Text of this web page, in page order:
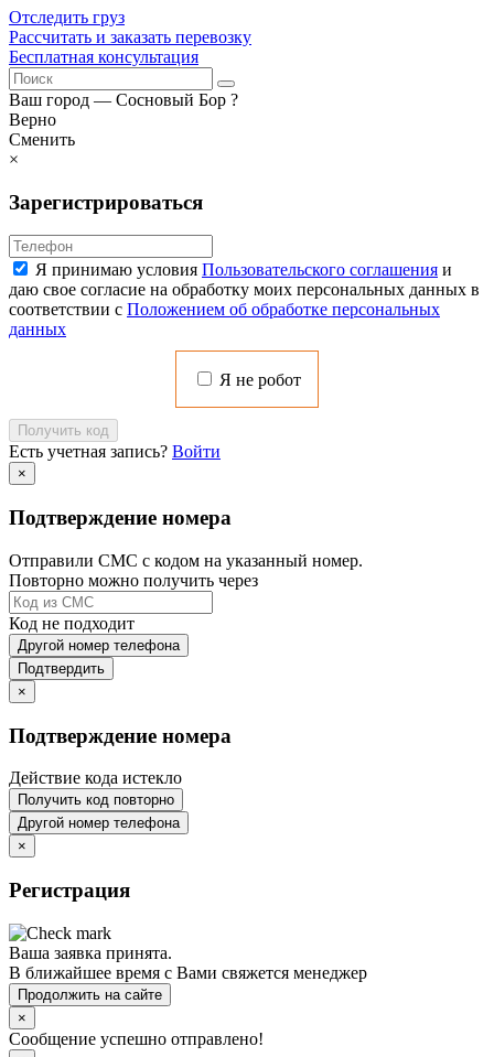
Отследить груз
Рассчитать и заказать перевозку
Бесплатная консультация
Ваш город — Сосновый Бор ?
Верно
Сменить
×
Зарегистрироваться
Я принимаю условия Пользовательского соглашения и
даю свое согласие на обработку моих персональных данных в
соответствии с Положением об обработке персональных
данных
Я не робот
Получить код
Есть учетная запись? Войти
×
Подтверждение номера
Отправили СМС с кодом на указанный номер.
Повторно можно получить через
Код не подходит
Другой номер телефона
Подтвердить
×
Подтверждение номера
Действие кода истекло
Получить код повторно
Другой номер телефона
×
Регистрация
Ваша заявка принята.
В ближайшее время с Вами свяжется менеджер
Продолжить на сайте
×
Сообщение успешно отправлено!